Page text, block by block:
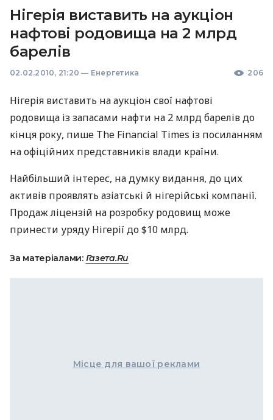
Нігерія виставить на аукціон
нафтові родовища на 2 млрд
барелів
02.02.2010, 21:20 — Енергетика 206
Нігерія виставить на аукціон свої нафтові
родовища із запасами нафти на 2 млрд барелів до
кінця року, пише The Financial Times із посиланням
на офіційних представників влади країни.
Найбільший інтерес, на думку видання, до цих
активів проявлять азіатські й нігерійські компанії.
Продаж ліцензій на розробку родовищ може
принести уряду Нігерії до $10 млрд.
За матеріалами: Газета.Ru
Місце для вашої реклами